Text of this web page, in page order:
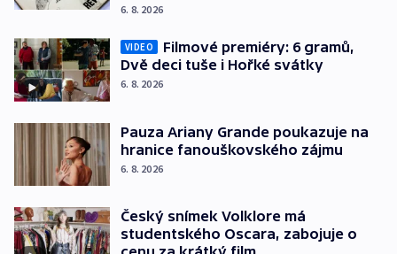
6. 8. 2026
VIDEO
Filmové premiéry: 6 gramů,
Dvě deci tuše i Hořké svátky
6. 8. 2026
Pauza Ariany Grande poukazuje na
hranice fanouškovského zájmu
6. 8. 2026
Český snímek Volklore má
studentského Oscara, zabojuje o